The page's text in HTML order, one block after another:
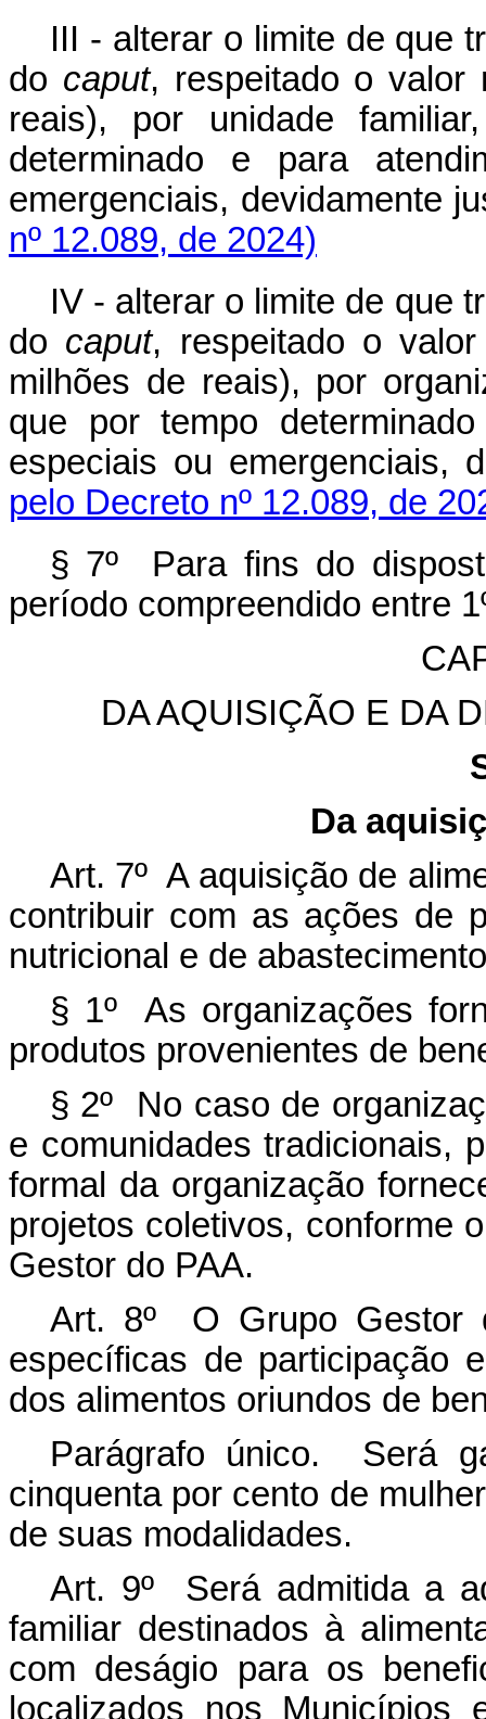
III - alterar o limite de que
do caput, respeitado o valor
reais), por unidade
determinado e para
emergenciais, devidamente
nº 12.089, de 2024)
IV - alterar o limite de que
do caput, respeitado o
milhões de reais), por
que por tempo
especiais ou emergenciais,
pelo Decreto nº 12.089, de
§ 7º Para fins do
período compreendido entre
DA AQUISIÇÃO E DA
Da
Art. 7º A aquisição de
contribuir com as ações de
nutricional e de
§ 1º As organizações
produtos provenientes de
§ 2º No caso de
e comunidades tradicionais,
formal da organização
projetos coletivos, conforme
Gestor do PAA.
Art. 8º O Grupo Gestor
específicas de participação
dos alimentos oriundos de
Parágrafo único. Será
cinquenta por cento de
de suas modalidades.
Art. 9º Será admitida a
familiar destinados à
com deságio para os
localizados nos